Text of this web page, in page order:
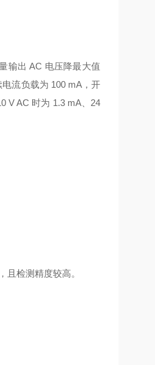
输出 AC 电压降最大值
流负载为 100 mA，开
V AC 时为 1.3 mA、24
检测精度较高。